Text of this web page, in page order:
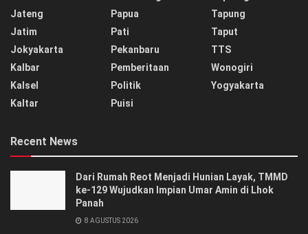
Jateng
Jatim
Jokyakarta
Kalbar
Kalsel
Kaltar
Papua
Pati
Pekanbaru
Pemberitaan
Politik
Puisi
Tapung
Taput
TTS
Wonogiri
Yogyakarta
Recent News
Dari Rumah Reot Menjadi Hunian Layak, TMMD
ke-129 Wujudkan Impian Umar Amin di Lhok
Panah
8 AGUSTUS 2026